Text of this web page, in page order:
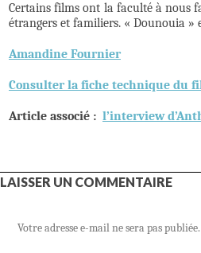
Certains films ont la faculté à nous
étrangers et familiers. « Dounouia »
Amandine Fournier
Consulter la fiche technique du
Article associé : l’interview
LAISSER UN COMMENTAIRE
Votre adresse e-mail ne sera pas publiée.